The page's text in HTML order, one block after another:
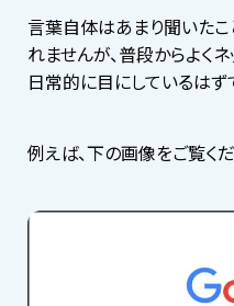
言葉自体はあまり聞いた
れませんが、普段からよく
日常的に目にしているはず
例えば、下の画像をご覧くだ